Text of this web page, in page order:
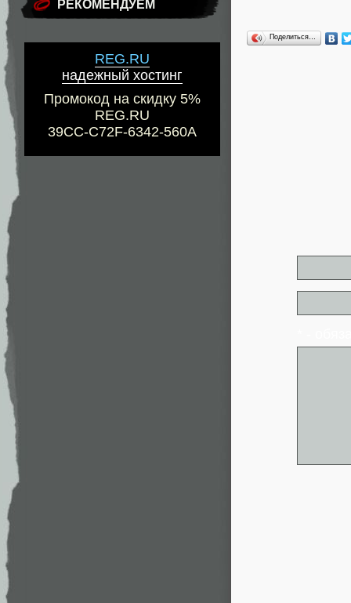
РЕКОМЕНДУЕМ
REG.RU
надежный хостинг
Промокод на скидку 5%
REG.RU
39CC-C72F-6342-560A
Поделиться…